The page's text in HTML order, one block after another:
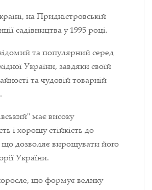
на Придністровській
садівництва у 1995 році.
та популярний серед
України, завдяки своїй
та чудовій товарній
має високу
і хорошу стійкість до
дозволяє вирощувати його
України.
що формує велику